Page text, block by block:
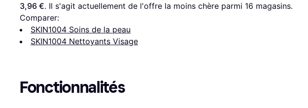
3,96 €. Il s'agit actuellement de l'offre la moins chère parmi 16 magasins.
Comparer:
SKIN1004 Soins de la peau
SKIN1004 Nettoyants Visage
Fonctionnalités